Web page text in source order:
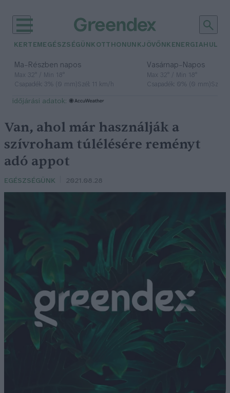
KERTEM EGÉSZSÉGÜNK OTTHONUNKJÖVŐNK ENERGIA
Ma– Részben napos
Max 32° / Min 18°
Csapadék: 3% (0 mm)Szél: 11 km/h
Vasárnap– Napos
Max 32° / Min 18°
Csapadék: 0% (0 mm)Szél:
időjárási adatok:
Van, ahol már használják a
szívroham túlélésére reményt
adó appot
EGÉSZSÉGÜNK 2021.08.28